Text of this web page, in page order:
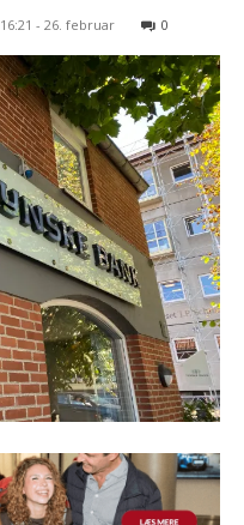
16:21 - 26. februar 0